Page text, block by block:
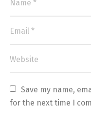
Save my name,
for the next time I